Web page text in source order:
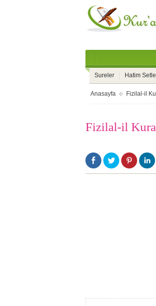
Sureler Hatim
Anasayfa Fizilal-il
Fizilal-il